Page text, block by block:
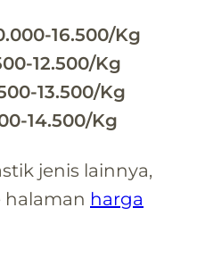
16.500/Kg
12.500/Kg
13.500/Kg
-14.500/Kg
jenis lainnya,
halaman harga